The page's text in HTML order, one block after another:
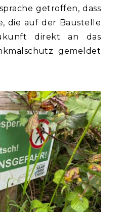
getroffen, dass
die auf der Baustelle
direkt an das
gemeldet